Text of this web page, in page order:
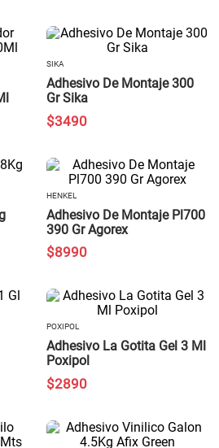
SIKA
Adhesivo De Montaje 300
Gr Sika
$3490
HENKEL
Adhesivo De Montaje Pl700
390 Gr Agorex
$8990
POXIPOL
Adhesivo La Gotita Gel 3 Ml
Poxipol
$2890